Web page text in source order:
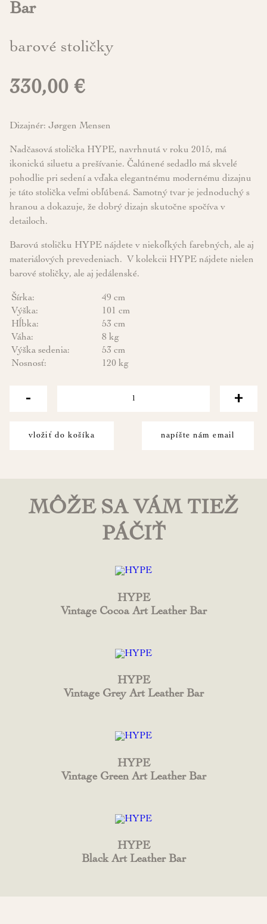
Bar
barové stoličky
330,00 €
Dizajnér: Jørgen Mensen
Nadčasová stolička HYPE, navrhnutá v roku 2015, má
ikonickú siluetu a prešívanie. Čalúnené sedadlo má skvelé
pohodlie pri sedení a vďaka elegantnému modernému dizajnu
je táto stolička veľmi obľúbená. Samotný tvar je jednoduchý s
hranou a dokazuje, že dobrý dizajn skutočne spočíva v
detailoch.
Barovú stoličku HYPE nájdete v niekoľkých farebných, ale aj
materiálových prevedeniach. V kolekcii HYPE nájdete nielen
barové stoličky, ale aj jedálenské.
Šírka:
49 cm
Výška:
101 cm
Hĺbka:
53 cm
Váha:
8 kg
Výška sedenia:
53 cm
Nosnosť:
120 kg
- +
vložiť do košíka napíšte nám email
MÔŽE SA VÁM TIEŽ
PÁČIŤ
HYPE
Vintage Cocoa Art Leather Bar
HYPE
Vintage Grey Art Leather Bar
HYPE
Vintage Green Art Leather Bar
HYPE
Black Art Leather Bar